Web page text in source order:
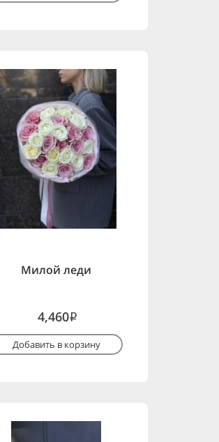
Милой леди
4,460i
Добавить в корзину